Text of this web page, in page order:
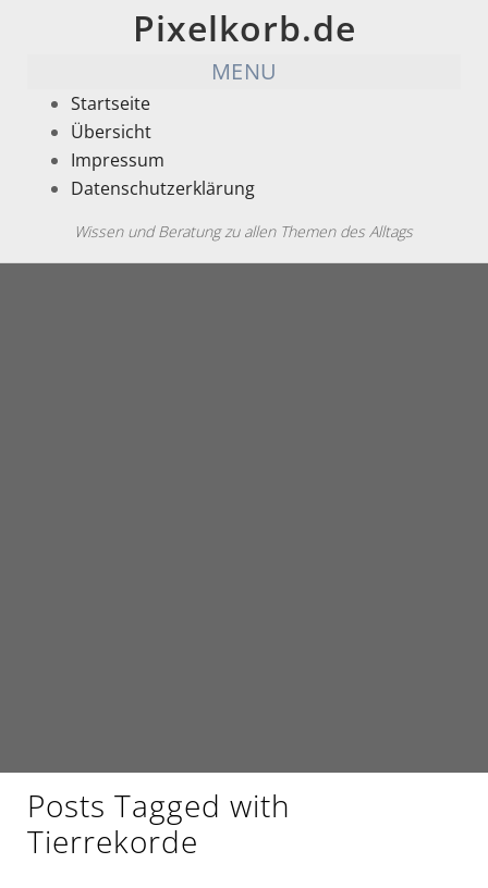
Pixelkorb.de
MENU
Startseite
Übersicht
Impressum
Datenschutzerklärung
Wissen und Beratung zu allen Themen des Alltags
Posts Tagged with
Tierrekorde